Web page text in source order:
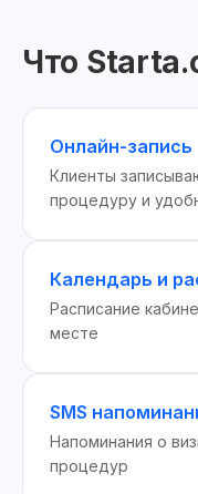
Что
Онлайн-запись
Клиенты
процедуру и
Календарь и
Расписание
месте
SMS
Напоминания о
процедур